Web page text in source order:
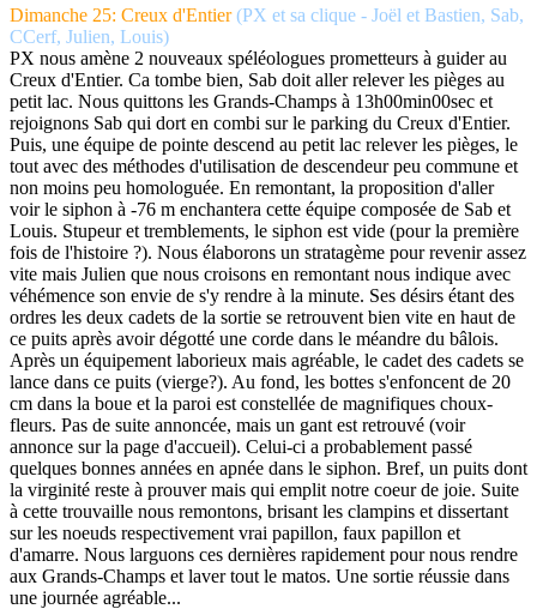
Dimanche 25: Creux d'Entier(PX et sa clique - Joël et Bastien, Sab,
CCerf, Julien, Louis)
PX nous amène 2 nouveaux spéléologues prometteurs à guider au
Creux d'Entier. Ca tombe bien, Sab doit aller relever les pièges au
petit lac. Nous quittons les Grands-Champs à 13h00min00sec et
rejoignons Sab qui dort en combi sur le parking du Creux d'Entier.
Puis, une équipe de pointe descend au petit lac relever les pièges, le
tout avec des méthodes d'utilisation de descendeur peu commune et
non moins peu homologuée. En remontant, la proposition d'aller
voir le siphon à -76 m enchantera cette équipe composée de Sab et
Louis. Stupeur et tremblements, le siphon est vide (pour la première
fois de l'histoire ?). Nous élaborons un stratagème pour revenir assez
vite mais Julien que nous croisons en remontant nous indique avec
véhémence son envie de s'y rendre à la minute. Ses désirs étant des
ordres les deux cadets de la sortie se retrouvent bien vite en haut de
ce puits après avoir dégotté une corde dans le méandre du bâlois.
Après un équipement laborieux mais agréable, le cadet des cadets se
lance dans ce puits (vierge?). Au fond, les bottes s'enfoncent de 20
cm dans la boue et la paroi est constellée de magnifiques choux-
fleurs. Pas de suite annoncée, mais un gant est retrouvé (voir
annonce sur la page d'accueil). Celui-ci a probablement passé
quelques bonnes années en apnée dans le siphon. Bref, un puits dont
la virginité reste à prouver mais qui emplit notre coeur de joie. Suite
à cette trouvaille nous remontons, brisant les clampins et dissertant
sur les noeuds respectivement vrai papillon, faux papillon et
d'amarre. Nous larguons ces dernières rapidement pour nous rendre
aux Grands-Champs et laver tout le matos. Une sortie réussie dans
une journée agréable...